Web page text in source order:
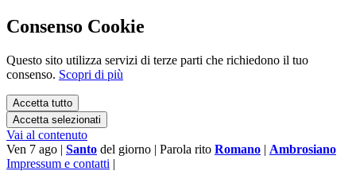
Consenso Cookie
Questo sito utilizza servizi di terze parti che richiedono il tuo
consenso. Scopri di più
Accetta tutto
Accetta selezionati
Vai al contenuto
Ven 7 ago | Santo del giorno | Parola rito Romano | Ambrosiano
Impressum e contatti |